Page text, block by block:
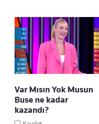
Var Mısın Yok Musun
Buse ne kadar
kazandı?